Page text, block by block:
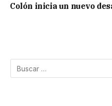
Colón inicia un nuevo